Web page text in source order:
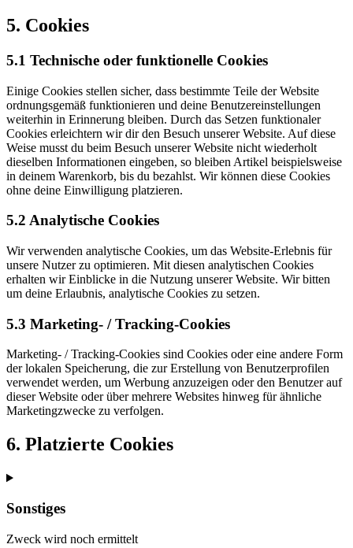
5. Cookies
5.1 Technische oder funktionelle Cookies
Einige Cookies stellen sicher, dass bestimmte Teile der Website
ordnungsgemäß funktionieren und deine Benutzereinstellungen
weiterhin in Erinnerung bleiben. Durch das Setzen funktionaler
Cookies erleichtern wir dir den Besuch unserer Website. Auf diese
Weise musst du beim Besuch unserer Website nicht wiederholt
dieselben Informationen eingeben, so bleiben Artikel beispielsweise
in deinem Warenkorb, bis du bezahlst. Wir können diese Cookies
ohne deine Einwilligung platzieren.
5.2 Analytische Cookies
Wir verwenden analytische Cookies, um das Website-Erlebnis für
unsere Nutzer zu optimieren. Mit diesen analytischen Cookies
erhalten wir Einblicke in die Nutzung unserer Website. Wir bitten
um deine Erlaubnis, analytische Cookies zu setzen.
5.3 Marketing- / Tracking-Cookies
Marketing- / Tracking-Cookies sind Cookies oder eine andere Form
der lokalen Speicherung, die zur Erstellung von Benutzerprofilen
verwendet werden, um Werbung anzuzeigen oder den Benutzer auf
dieser Website oder über mehrere Websites hinweg für ähnliche
Marketingzwecke zu verfolgen.
6. Platzierte Cookies
Sonstiges
Zweck wird noch ermittelt